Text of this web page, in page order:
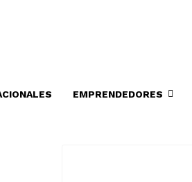
EMPRENDEDORES